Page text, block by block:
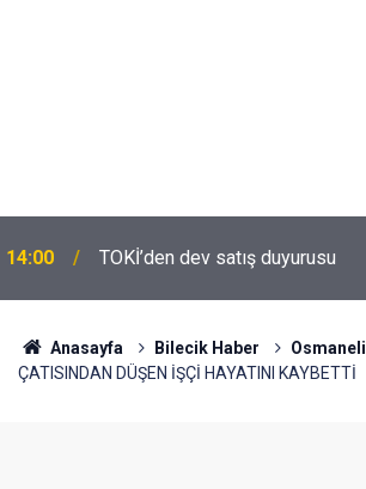
14:00 TOKİ’den dev satış duyurusu
Anasayfa Bilecik Haber Osmaneli
ÇATISINDAN DÜŞEN İŞÇİ HAYATINI KAYBETTİ